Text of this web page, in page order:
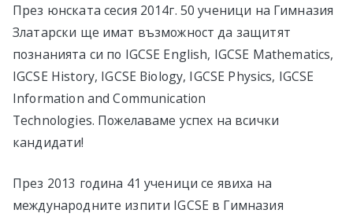
През юнската сесия 2014г. 50 ученици на Гимназия
Златарски ще имат възможност да защитят
познанията си по IGCSE English, IGCSE Mathematics,
IGCSE History, IGCSE Biology, IGCSE Physics, IGCSE
Information and Communication
Technologies. Пожелаваме успех на всички
кандидати!
През 2013 година 41 ученици се явиха на
международните изпити IGCSE в Гимназия